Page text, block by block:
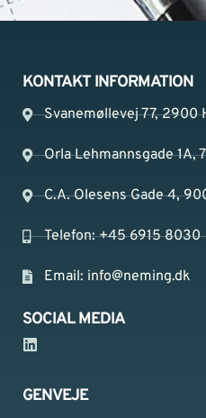
KONTAKT INFORMATION
Svanemøllevej 77, 2900
Orla Lehmannsgade 1A,
C.A. Olesens Gade 4,
Telefon: +45 6915 8030
Email: info@neming.dk
SOCIAL MEDIA
GENVEJE